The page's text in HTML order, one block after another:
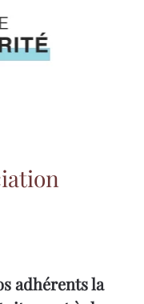
adhérents la